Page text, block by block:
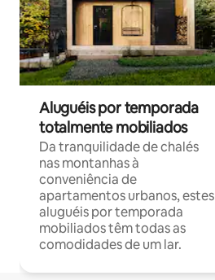
Aluguéis por temporada
totalmente mobiliados
Da tranquilidade de chalés
nas montanhas à
conveniência de
apartamentos urbanos, estes
aluguéis por temporada
mobiliados têm todas as
comodidades de um lar.